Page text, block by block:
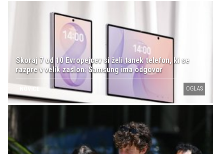
Skoraj 7 od 10 Evropejcev si želi tanek telefon, ki se
razpre v velik zaslon: Samsung ima odgovor
OGLAS